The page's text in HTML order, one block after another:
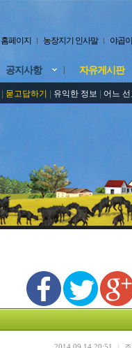
홈페이지 농장지기 인사말 야곱
공지사항 자유게시판
묻고답하기 유익한 정보 어느 선